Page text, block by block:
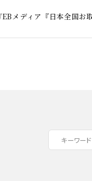
メディア『日本全国お